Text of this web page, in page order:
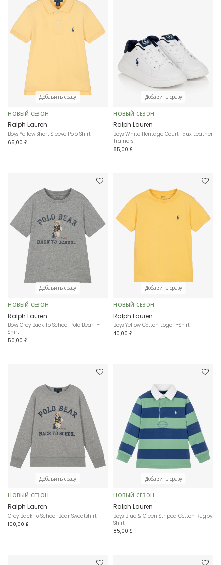
Добавить сразу
НОВЫЙ СЕЗОН
Ralph Lauren
Boys Yellow Short Sleeve Polo Shirt
65,00 £
Добавить сразу
НОВЫЙ СЕЗОН
Ralph Lauren
Boys White Heritage Court Faux Leather
Trainers
85,00 £
Добавить сразу
НОВЫЙ СЕЗОН
Ralph Lauren
Boys Grey Back To School Polo Bear T-
Shirt
50,00 £
Добавить сразу
НОВЫЙ СЕЗОН
Ralph Lauren
Boys Yellow Cotton Logo T-Shirt
40,00 £
Добавить сразу
НОВЫЙ СЕЗОН
Ralph Lauren
Grey Back To School Bear Sweatshirt
100,00 £
Добавить сразу
НОВЫЙ СЕЗОН
Ralph Lauren
Boys Blue & Green Striped Cotton Rugby
Shirt
85,00 £